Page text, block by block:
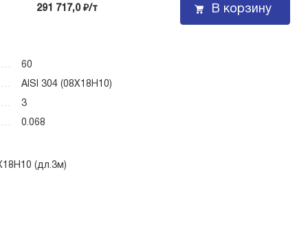
291 717,0 ₽/т В корзину
60
AISI 304 (08Х18Н10)
3
0.068
(дл.3м)